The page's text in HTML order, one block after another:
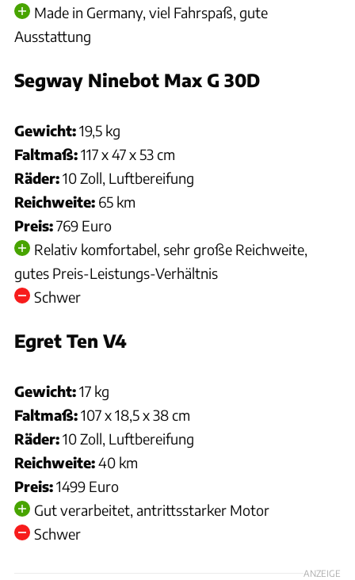
Made in Germany, viel Fahrspaß, gute
Ausstattung
Segway Ninebot Max G 30D
Gewicht:19,5 kg
Faltmaß:117 x 47 x 53 cm
Räder:10 Zoll, Luftbereifung
Reichweite: 65 km
Preis:769 Euro
Relativ komfortabel, sehr große Reichweite,
gutes Preis-Leistungs-Verhältnis
Schwer
Egret Ten V4
Gewicht:17 kg
Faltmaß:107 x 18,5 x 38 cm
Räder:10 Zoll, Luftbereifung
Reichweite:40 km
Preis:1499 Euro
Gut verarbeitet, antrittsstarker Motor
Schwer
ANZEIGE